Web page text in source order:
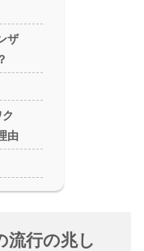
ザ
由
流行の兆し